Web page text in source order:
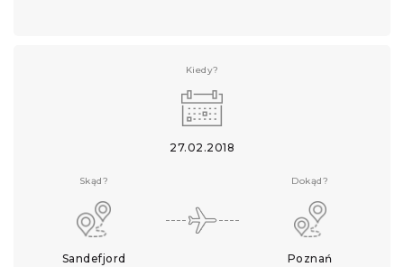
Kiedy?
27.02.2018
Skąd?
Sandefjord
Dokąd?
Poznań